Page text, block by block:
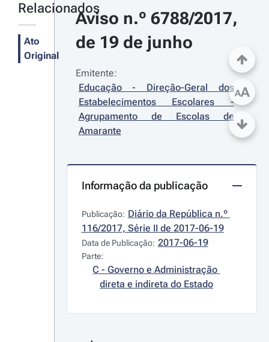
Relacionados
Ato
Original
Aviso n.º 6788/2017,
de 19 de junho
Emitente:
Educação - Direção-Geral dos
Estabelecimentos Escolares -
Agrupamento de Escolas de
Amarante
Informação da publicação
Publicação: Diário da República n.º
116/2017, Série II de 2017-06-19
Data de Publicação: 2017-06-19
Parte:
C - Governo e Administração
direta e indireta do Estado
AA